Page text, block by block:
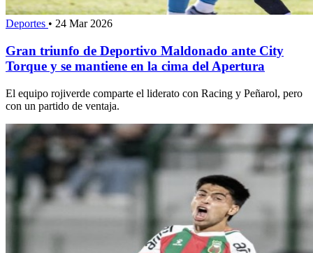
Deportes • 24 Mar 2026
Gran triunfo de Deportivo Maldonado ante City
Torque y se mantiene en la cima del Apertura
El equipo rojiverde comparte el liderato con Racing y Peñarol, pero
con un partido de ventaja.